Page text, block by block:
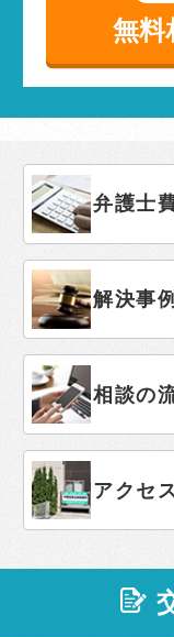
無料
弁護士
解決事例
相談の
アクセ